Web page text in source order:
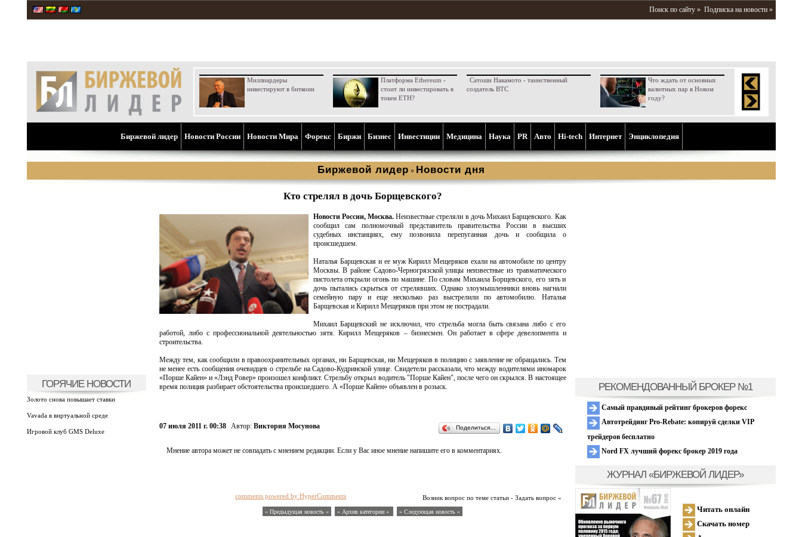
Поиск по сайту » Подписка на новости »
Миллиардеры
инвестируют в биткоин
Платформа Ethereum -
стоит ли инвестировать в
токен ETH?
Сатоши Накамото - таинственный
создатель BTC
Что ждать от основных
валютных пар в Новом
году?
Биржевой лидер Новости России Новости Мира Форекс Биржи Бизнес Инвестиции Медицина Наука PR Aвто Hi-tech Интернет Энциклопедия
Биржевой лидер » Новости дня
ГОРЯЧИЕ НОВОСТИ
Золото снова повышает ставки
Vavada в виртуальной среде
Игровой клуб GMS Deluxe
Кто стрелял в дочь Борщевского?
Новости России, Москва.Неизвестные стреляли в дочь Михаил Барщевского. Как
сообщил сам полномочный представитель правительства России в высших
судебных инстанциях, ему позвонила перепуганная дочь и сообщила о
происшедшем.
Наталья Барщевская и ее муж Кирилл Мещеряков ехали на автомобиле по центру
Москвы. В районе Садово-Черногрязской улицы неизвестные из травматического
пистолета открыли огонь по машине. По словам Михаила Борщевского, его зять и
дочь пытались скрыться от стрелявших. Однако злоумышленники вновь нагнали
семейную пару и еще несколько раз выстрелили по автомобилю. Наталья
Барщевская и Кирилл Мещеряков при этом не пострадали.
Михаил Барщевский не исключил, что стрельба могла быть связана либо с его
работой, либо с профессиональной деятельностью зятя. Кирилл Мещеряков – бизнесмен. Он работает в сфере девелопмента и
строительства.
Между тем, как сообщили в правоохранительных органах, ни Барщевская, ни Мещеряков в полицию с заявление не обращались. Тем
не менее есть сообщения очевидцев о стрельбе на Садово-Кудринской улице. Свидетели рассказали, что между водителями иномарок
«Порше Кайен» и «Лэнд Ровер» произошел конфликт. Стрельбу открыл водитель "Порше Кайен", после чего он скрылся. В настоящее
время полиция разбирает обстоятельства происшедшего. А «Порше Кайен» объявлен в розыск.
07 июля 2011 г. 00:38 Автор: Виктория Мосунова Поделиться…
Мнение автора может не совпадать с мнением редакции. Если у Вас иное мнение напишите его в комментариях.
Возник вопрос по теме статьи - Задать вопрос »
comments powered by HyperComments
« Предыдущая новость « » Архив категории « » Следующая новость »
РЕКОМЕНДОВАННЫЙ БРОКЕР №1
Самый правдивый рейтинг брокеров форекс
Автотрейдинг Pro-Rebate: копируй сделки VIP
трейдеров бесплатно
Nord FX лучший форекс брокер 2019 года
ЖУРНАЛ «БИРЖЕВОЙ ЛИДЕР»
Читать онлайн
Скачать номер